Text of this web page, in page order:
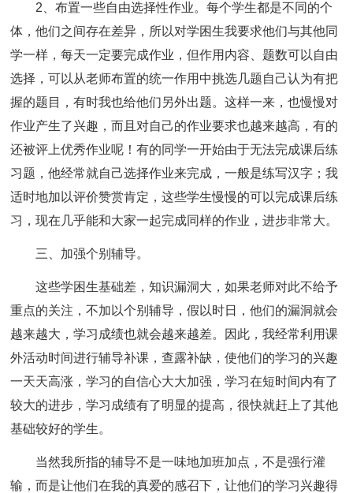
2、布置一些自由选择性作业。每个学生都是不同的个
体，他们之间存在差异，所以对学困生我要求他们与其他同
学一样，每天一定要完成作业，但作用内容、题数可以自由
选择，可以从老师布置的统一作用中挑选几题自己认为有把
握的题目，有时我也给他们另外出题。这样一来，也慢慢对
作业产生了兴趣，而且对自己的作业要求也越来越高，有的
还被评上优秀作业呢！有的同学一开始由于无法完成课后练
习题，他经常就自己选择作业来完成，一般是练写汉字；我
适时地加以评价赞赏肯定，这些学生慢慢的可以完成课后练
习，现在几乎能和大家一起完成同样的作业，进步非常大。
三、加强个别辅导。
这些学困生基础差，知识漏洞大，如果老师对此不给予
重点的关注，不加以个别辅导，假以时日，他们的漏洞就会
越来越大，学习成绩也就会越来越差。因此，我经常利用课
外活动时间进行辅导补课，查露补缺，使他们的学习的兴趣
一天天高涨，学习的自信心大大加强，学习在短时间内有了
较大的进步，学习成绩有了明显的提高，很快就赶上了其他
基础较好的学生。
当然我所指的辅导不是一味地加班加点，不是强行灌
输，而是让他们在我的真爱的感召下，让他们的学习兴趣得